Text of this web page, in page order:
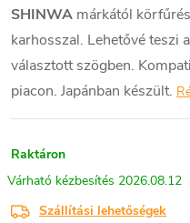
SHINWA márkától
karhosszal. Lehetővé teszi
választott szögben.
piacon. Japánban készült.
Raktáron
2026.08.12
Szállítási lehetőségek